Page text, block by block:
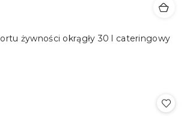
żywności okrągły 30 l cateringowy